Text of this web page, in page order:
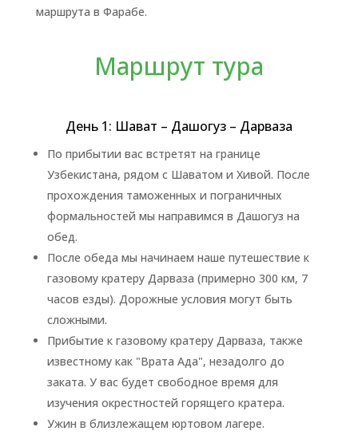
маршрута в Фарабе.
Маршрут тура
День 1: Шават – Дашогуз – Дарваза
По прибытии вас встретят на границе
Узбекистана, рядом с Шаватом и Хивой. После
прохождения таможенных и пограничных
формальностей мы направимся в Дашогуз на
обед.
После обеда мы начинаем наше путешествие к
газовому кратеру Дарваза (примерно 300 км, 7
часов езды). Дорожные условия могут быть
сложными.
Прибытие к газовому кратеру Дарваза, также
известному как "Врата Ада", незадолго до
заката. У вас будет свободное время для
изучения окрестностей горящего кратера.
Ужин в близлежащем юртовом лагере.